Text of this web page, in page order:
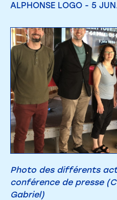
ALPHONSE LOGO - 5
Photo des différents
conférence de presse
Gabriel)